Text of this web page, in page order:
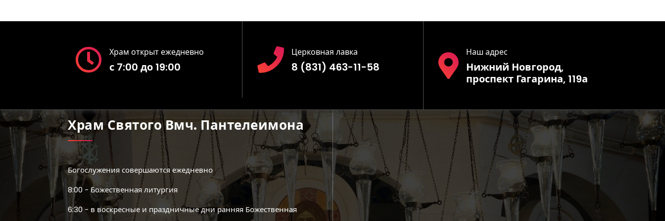
Храм открыт ежедневно
с 7:00 до 19:00
Церковная лавка
8 (831) 463-11-58
Наш адрес
Нижний Новгород,
проспект Гагарина, 119а
Храм Святого Вмч. Пантелеимона
Богослужения совершаются ежедневно
8:00 - Божественная литургия
6:30 - в воскресные и праздничные дни ранняя Божественная